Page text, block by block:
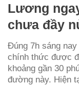
Lương
chưa đầy
Đúng 7h sáng
chính thức được
khoảng gần 30
đường này. Hiện